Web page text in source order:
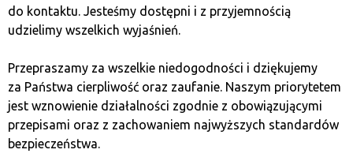
wydarzeń ze świata kryptowalut,bieżące aktualności
orazinformacje o prowadzonych przez nas
do kontaktu. Jesteśmy dostępni i z przyjemnością
udzielimy wszelkich wyjaśnień.
Przepraszamy za wszelkie niedogodności i dziękujemy
za Państwa cierpliwość oraz zaufanie. Naszym priorytetem
jest wznowienie działalności zgodnie z obowiązującymi
przepisami oraz z zachowaniem najwyższych standardów
bezpieczeństwa.